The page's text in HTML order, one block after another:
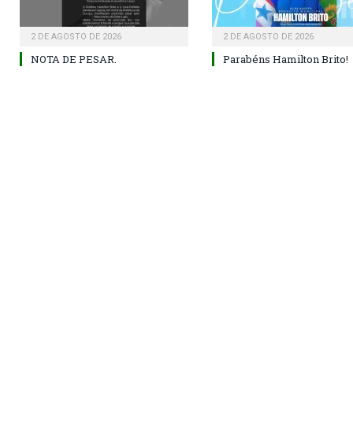
2 DE AGOSTO DE 2026
NOTA DE PESAR.
2 DE AGOSTO DE 2026
Parabéns Hamilton Brito!